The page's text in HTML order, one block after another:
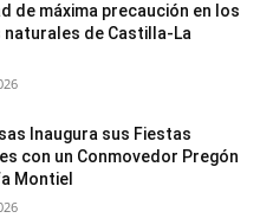
de máxima precaución en los
naturales de Castilla-La
Inaugura sus Fiestas
con un Conmovedor Pregón
Montiel